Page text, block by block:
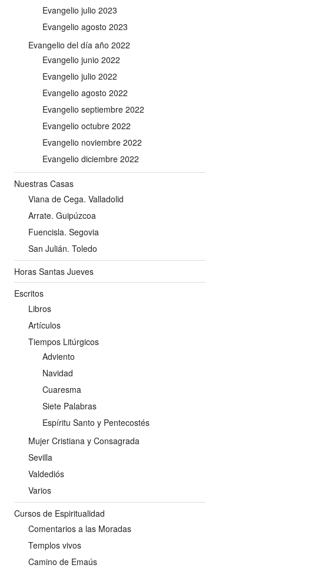
Evangelio julio 2023
Evangelio agosto 2023
Evangelio del día año 2022
Evangelio junio 2022
Evangelio julio 2022
Evangelio agosto 2022
Evangelio septiembre 2022
Evangelio octubre 2022
Evangelio noviembre 2022
Evangelio diciembre 2022
Nuestras Casas
Viana de Cega. Valladolid
Arrate. Guipúzcoa
Fuencisla. Segovia
San Julián. Toledo
Horas Santas Jueves
Escritos
Libros
Artículos
Tiempos Litúrgicos
Adviento
Navidad
Cuaresma
Siete Palabras
Espíritu Santo y Pentecostés
Mujer Cristiana y Consagrada
Sevilla
Valdediós
Varios
Cursos de Espiritualidad
Comentarios a las Moradas
Templos vivos
Camino de Emaús